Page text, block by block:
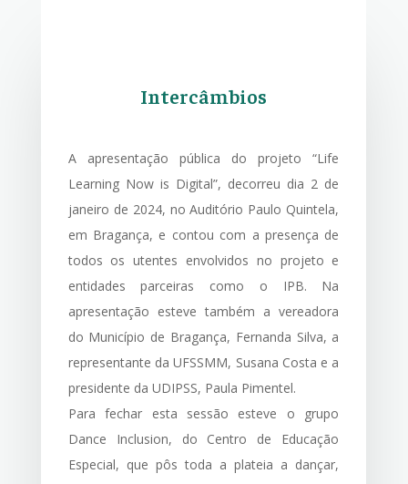
Intercâmbios
A apresentação pública do projeto “Life
Learning Now is Digital”, decorreu dia 2 de
janeiro de 2024, no Auditório Paulo Quintela,
em Bragança, e contou com a presença de
todos os utentes envolvidos no projeto e
entidades parceiras como o IPB. Na
apresentação esteve também a vereadora
do Município de Bragança, Fernanda Silva, a
representante da UFSSMM, Susana Costa e a
presidente da UDIPSS, Paula Pimentel.
Para fechar esta sessão esteve o grupo
Dance Inclusion, do Centro de Educação
Especial, que pôs toda a plateia a dançar,